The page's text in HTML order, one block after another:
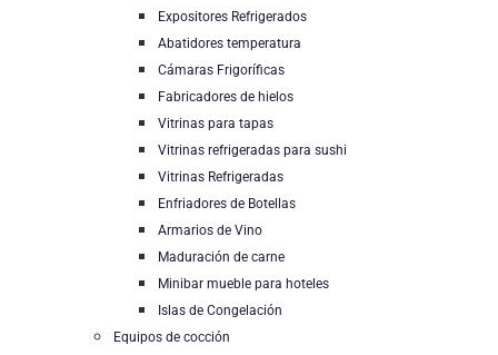
Expositores Refrigerados
Abatidores temperatura
Cámaras Frigoríficas
Fabricadores de hielos
Vitrinas para tapas
Vitrinas refrigeradas para sushi
Vitrinas Refrigeradas
Enfriadores de Botellas
Armarios de Vino
Maduración de carne
Minibar mueble para hoteles
Islas de Congelación
Equipos de cocción